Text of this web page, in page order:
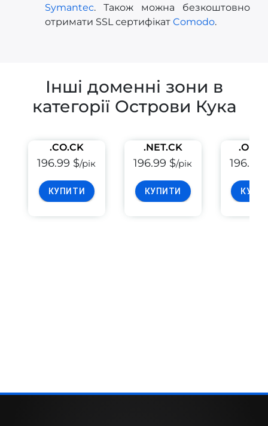
Symantec. Також можна безкоштовно
отримати SSL сертифікат Comodo.
Інші доменні зони в
категорії Острови Кука
.CO.CK
196.99 $/рік
КУПИТИ
.NET.CK
196.99 $/рік
КУПИТИ
196.99